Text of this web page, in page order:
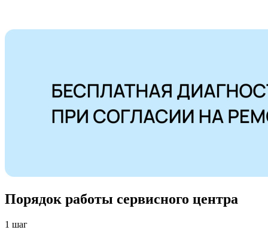
Порядок работы сервисного центра
1 шаг